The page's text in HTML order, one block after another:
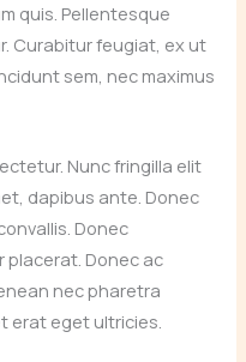
quis. Pellentesque
Curabitur feugiat, ex ut
sem, nec maximus
Nunc fringilla elit
dapibus ante. Donec
Donec
placerat. Donec ac
nec pharetra
erat eget ultricies.